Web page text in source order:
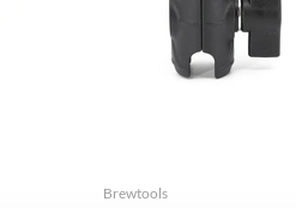
Brewtools